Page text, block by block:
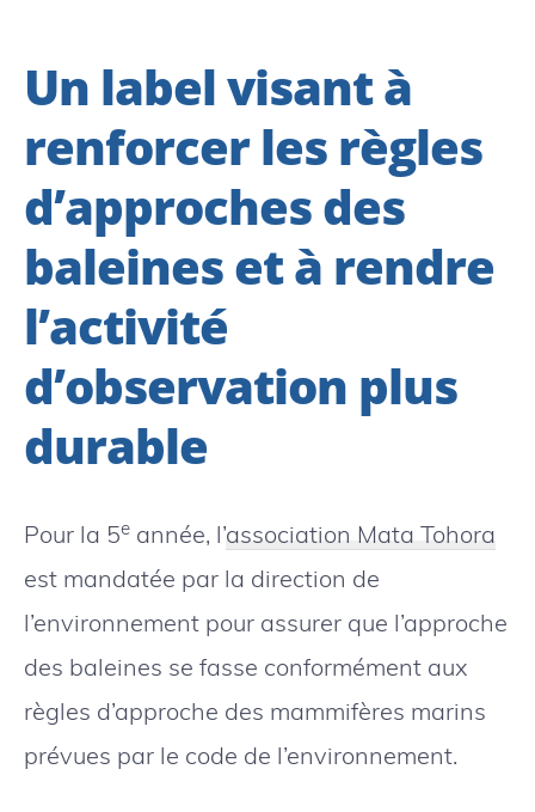
Un label visant à
renforcer les règles
d’approches des
baleines et à rendre
l’activité
d’observation plus
durable
Pour la 5e année, l’association Mata Tohora
est mandatée par la direction de
l’environnement pour assurer que l’approche
des baleines se fasse conformément aux
règles d’approche des mammifères marins
prévues par le code de l’environnement.